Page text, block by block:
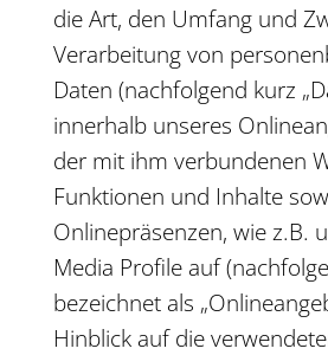
die Art, den Umfang und
Verarbeitung von
Daten (nachfolgend kurz
innerhalb unseres
der mit ihm verbundenen
Funktionen und Inhalte
Onlinepräsenzen, wie z.B.
Media Profile auf
bezeichnet als
Hinblick auf die